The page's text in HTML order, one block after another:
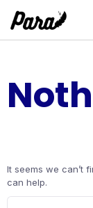
content
It seems we can’t
can help.
Search